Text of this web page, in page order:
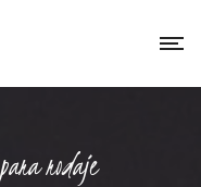
rodaje